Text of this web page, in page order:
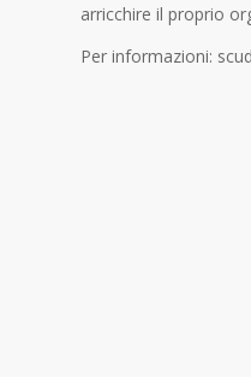
arricchire il proprio
Per informazioni: